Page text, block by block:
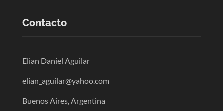
Contacto
Elian Daniel Aguilar
elian_aguilar@yahoo.com
Buenos Aires, Argentina